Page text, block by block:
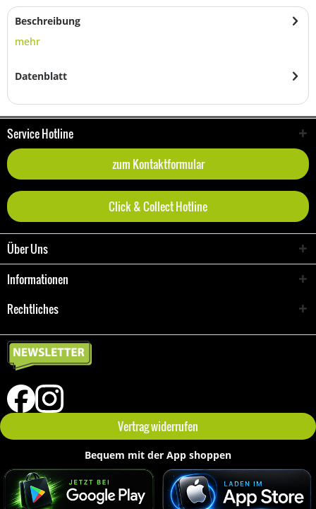
Beschreibung
mehr
Datenblatt
Service Hotline
zum Kontaktformular
Click & Collect Hotline
Über Uns
Informationen
Rechtliches
Vertrag widerrufen
Bequem mit der App shoppen